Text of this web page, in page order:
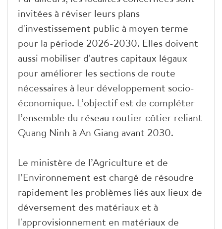
invitées à réviser leurs plans
d'investissement public à moyen terme
pour la période 2026-2030. Elles doivent
aussi mobiliser d'autres capitaux légaux
pour améliorer les sections de route
nécessaires à leur développement socio-
économique. L’objectif est de compléter
l’ensemble du réseau routier côtier reliant
Quang Ninh à An Giang avant 2030.
Le ministère de l’Agriculture et de
l’Environnement est chargé de résoudre
rapidement les problèmes liés aux lieux de
déversement des matériaux et à
l'approvisionnement en matériaux de